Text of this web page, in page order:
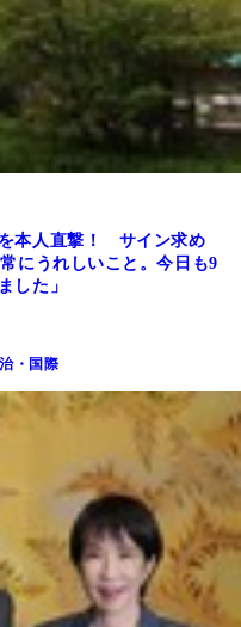
本人直撃！ サイン求め
にうれしいこと。今日も9
した」
・国際